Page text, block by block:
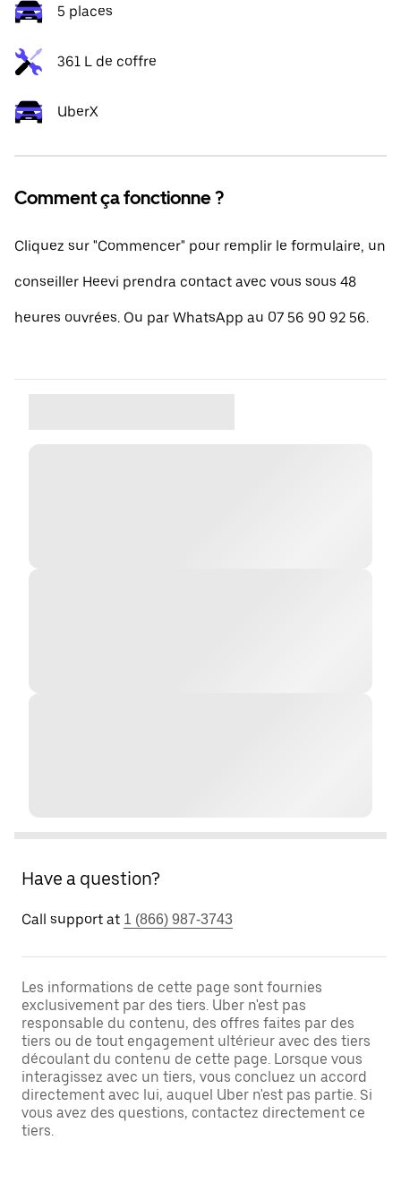
5 places
361 L de coffre
UberX
Comment ça fonctionne ?
Cliquez sur "Commencer" pour remplir le formulaire, un
conseiller Heevi prendra contact avec vous sous 48
heures ouvrées. Ou par WhatsApp au 07 56 90 92 56.
Have a question?
Call support at 1 (866) 987-3743
Les informations de cette page sont fournies
exclusivement par des tiers. Uber n'est pas
responsable du contenu, des offres faites par des
tiers ou de tout engagement ultérieur avec des tiers
découlant du contenu de cette page. Lorsque vous
interagissez avec un tiers, vous concluez un accord
directement avec lui, auquel Uber n'est pas partie. Si
vous avez des questions, contactez directement ce
tiers.